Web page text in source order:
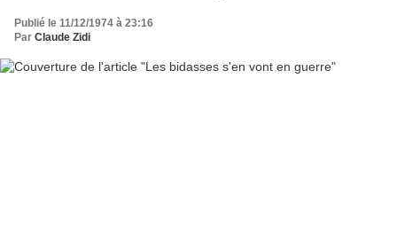
Publié le 11/12/1974 à 23:16
Par Claude Zidi